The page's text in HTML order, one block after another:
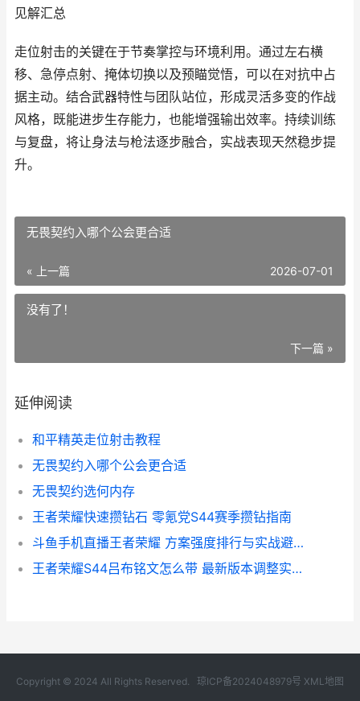
见解汇总
走位射击的关键在于节奏掌控与环境利用。通过左右横
移、急停点射、掩体切换以及预瞄觉悟，可以在对抗中占
据主动。结合武器特性与团队站位，形成灵活多变的作战
风格，既能进步生存能力，也能增强输出效率。持续训练
与复盘，将让身法与枪法逐步融合，实战表现天然稳步提
升。
无畏契约入哪个公会更合适
« 上一篇 2026-07-01
没有了！
下一篇 »
延伸阅读
和平精英走位射击教程
无畏契约入哪个公会更合适
无畏契约选何内存
王者荣耀快速攒钻石 零氪党S44赛季攒钻指南
斗鱼手机直播王者荣耀 方案强度排行与实战避坑指南
王者荣耀S44吕布铭文怎么带 最新版本调整实战解析
Copyright © 2024 All Rights Reserved. 琼ICP备2024048979号 XML地图